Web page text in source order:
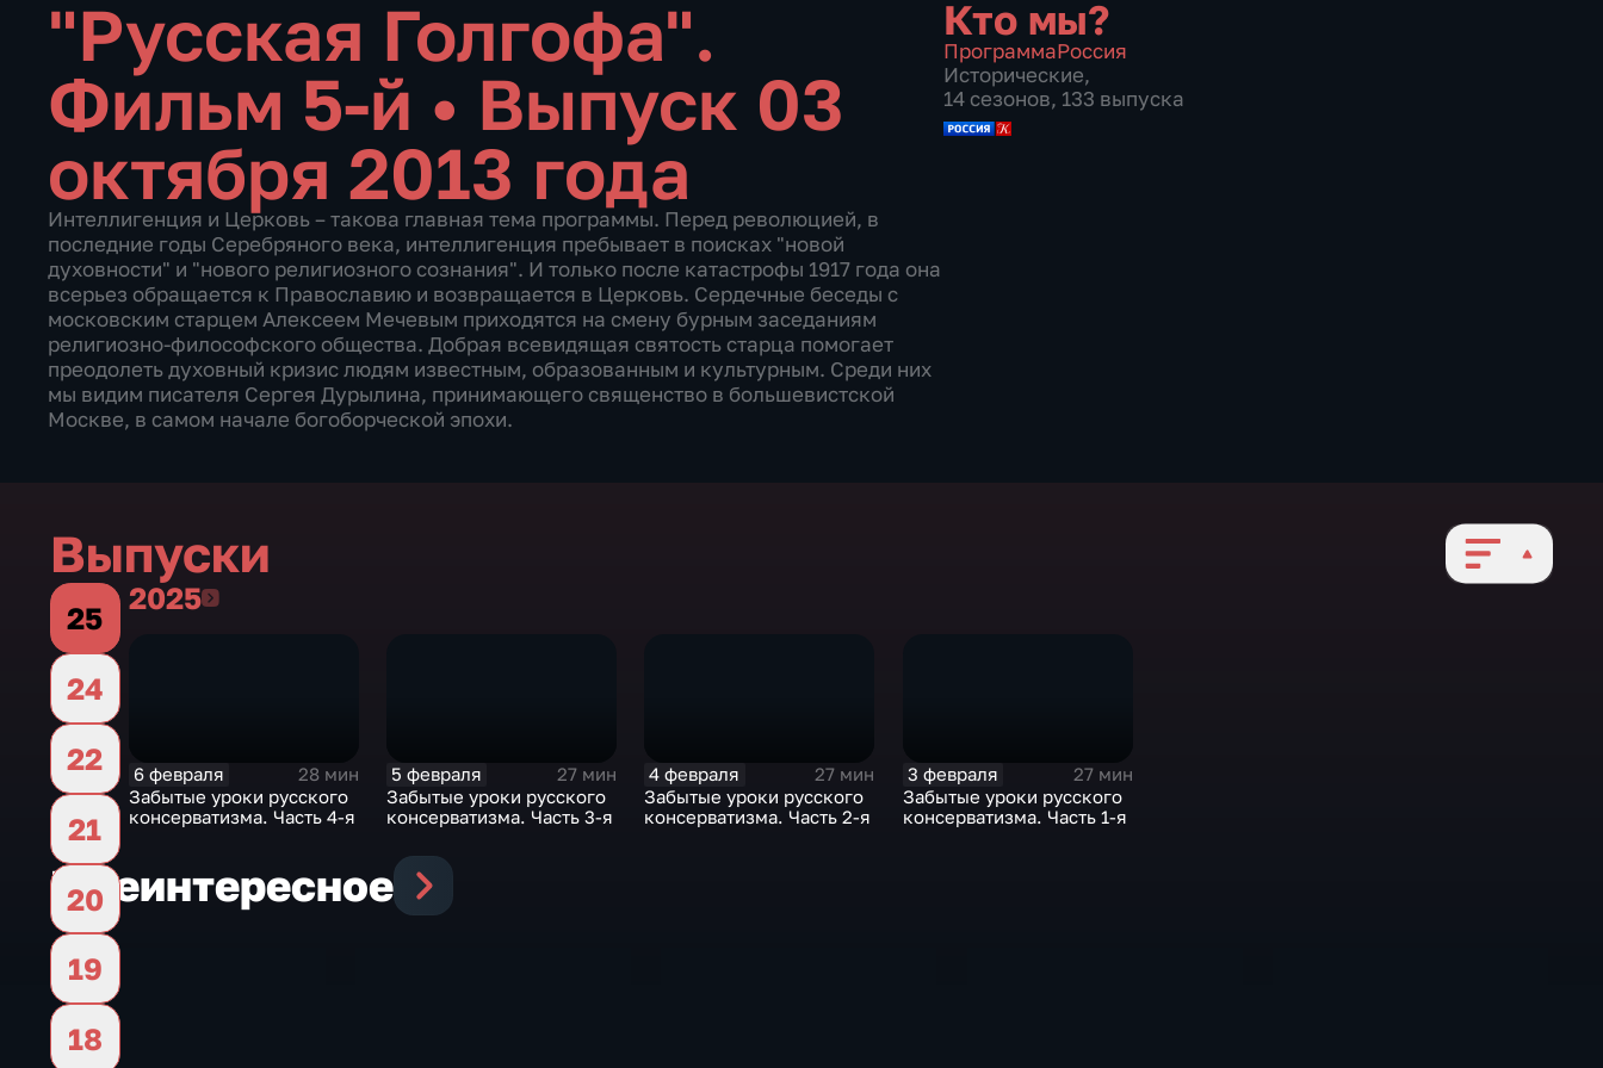
"Русская Голгофа".
Фильм 5-й • Выпуск 03
октября 2013 года
Интеллигенция и Церковь – такова главная тема программы. Перед революцией, в
последние годы Серебряного века, интеллигенция пребывает в поисках "новой
духовности" и "нового религиозного сознания". И только после катастрофы 1917 года она
всерьез обращается к Православию и возвращается в Церковь. Сердечные беседы с
московским старцем Алексеем Мечевым приходятся на смену бурным заседаниям
религиозно-философского общества. Добрая всевидящая святость старца помогает
преодолеть духовный кризис людям известным, образованным и культурным. Среди них
мы видим писателя Сергея Дурылина, принимающего священство в большевистской
Москве, в самом начале богоборческой эпохи.
Кто мы?
ПрограммаРоссия
Исторические,
14 сезонов, 133 выпуска
Выпуски
25
24
22
21
20
19
18
20252025
6 февраля
28 мин
Забытые уроки русского
консерватизма. Часть 4-я
5 февраля
27 мин
Забытые уроки русского
консерватизма. Часть 3-я
4 февраля
27 мин
Забытые уроки русского
консерватизма. Часть 2-я
3 февраля
27 мин
Забытые уроки русского
консерватизма. Часть 1-я
Ещеинтересное